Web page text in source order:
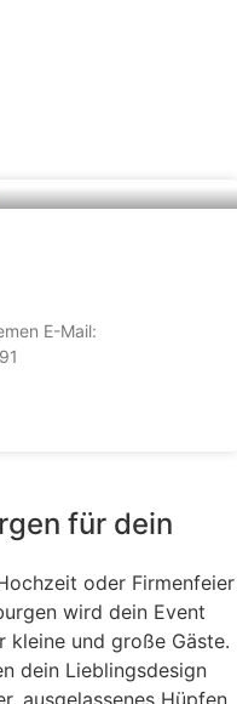
E-Mail:
für dein
oder Firmenfeier
wird dein Event
kleine und große Gäste.
dein Lieblingsdesign
ausgelassenes Hüpfen